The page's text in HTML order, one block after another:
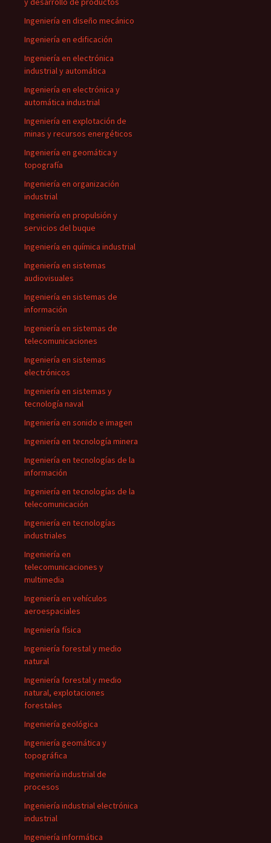
Ingeniería en diseño mecánico
Ingeniería en edificación
Ingeniería en electrónica
industrial y automática
Ingeniería en electrónica y
automática industrial
Ingeniería en explotación de
minas y recursos energéticos
Ingeniería en geomática y
topografía
Ingeniería en organización
industrial
Ingeniería en propulsión y
servicios del buque
Ingeniería en química industrial
Ingeniería en sistemas
audiovisuales
Ingeniería en sistemas de
información
Ingeniería en sistemas de
telecomunicaciones
Ingeniería en sistemas
electrónicos
Ingeniería en sistemas y
tecnología naval
Ingeniería en sonido e imagen
Ingeniería en tecnología minera
Ingeniería en tecnologías de la
información
Ingeniería en tecnologías de la
telecomunicación
Ingeniería en tecnologías
industriales
Ingeniería en
telecomunicaciones y
multimedia
Ingeniería en vehículos
aeroespaciales
Ingeniería física
Ingeniería forestal y medio
natural
Ingeniería forestal y medio
natural, explotaciones
forestales
Ingeniería geológica
Ingeniería geomática y
topográfica
Ingeniería industrial de
procesos
Ingeniería industrial electrónica
industrial
Ingeniería informática